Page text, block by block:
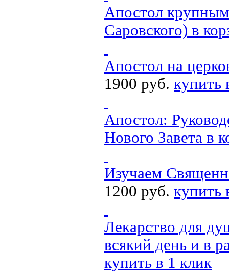
Апостол
Саровского) в
Апостол на
1900 руб. купить
Апостол:
Нового Завета в
Изучаем
1200 руб. купить
Лекарство для
всякий день и в
купить в 1 клик